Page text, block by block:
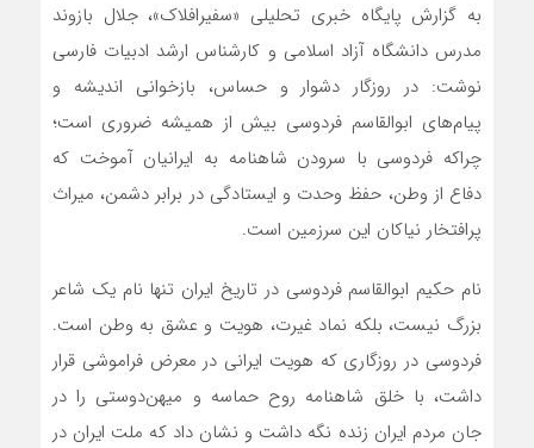
به گزارش پایگاه خبری تحلیلی «سفیرافلاک»، جلال بازوند
مدرس دانشگاه آزاد اسلامی و کارشناس ارشد ادبیات فارسی
نوشت: در روزگار دشوار و حساس، بازخوانی اندیشه و
پیام‌های ابوالقاسم فردوسی بیش از همیشه ضروری است؛
چراکه فردوسی با سرودن شاهنامه به ایرانیان آموخت که
دفاع از وطن، حفظ وحدت و ایستادگی در برابر دشمن، میراث
پرافتخار نیاکان این سرزمین است.
نام حکیم ابوالقاسم فردوسی در تاریخ ایران تنها نام یک شاعر
بزرگ نیست، بلکه نماد غیرت، هویت و عشق به وطن است.
فردوسی در روزگاری که هویت ایرانی در معرض فراموشی قرار
داشت، با خلق شاهنامه روح حماسه و میهن‌دوستی را در
جان مردم ایران زنده نگه داشت و نشان داد که ملت ایران در